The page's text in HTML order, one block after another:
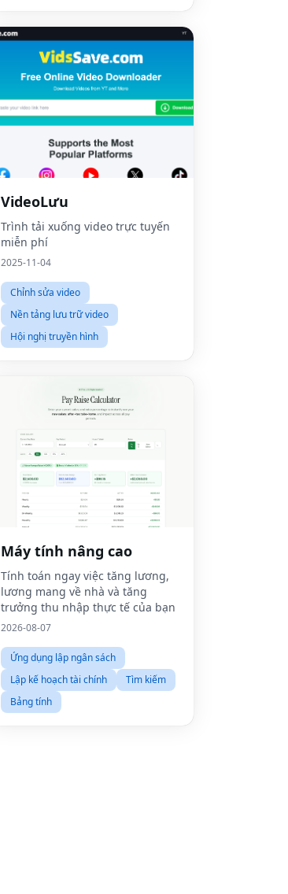
VideoLưu
Trình tải xuống video trực tuyến
miễn phí
2025-11-04
Chỉnh sửa video
Nền tảng lưu trữ video
Hội nghị truyền hình
Máy tính nâng cao
Tính toán ngay việc tăng lương,
lương mang về nhà và tăng
trưởng thu nhập thực tế của bạn
2026-08-07
Ứng dụng lập ngân sách
Lập kế hoạch tài chính
Tìm kiếm
Bảng tính